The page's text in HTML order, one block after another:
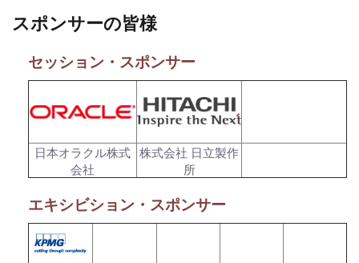
スポンサーの皆様
セッション・スポンサー
日本オラクル株式
会社
株式会社 日立製作
所
エキシビション・スポンサー